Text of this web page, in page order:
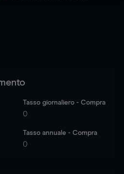
Tasso giornaliero - Compra
0
Tasso annuale - Compra
0